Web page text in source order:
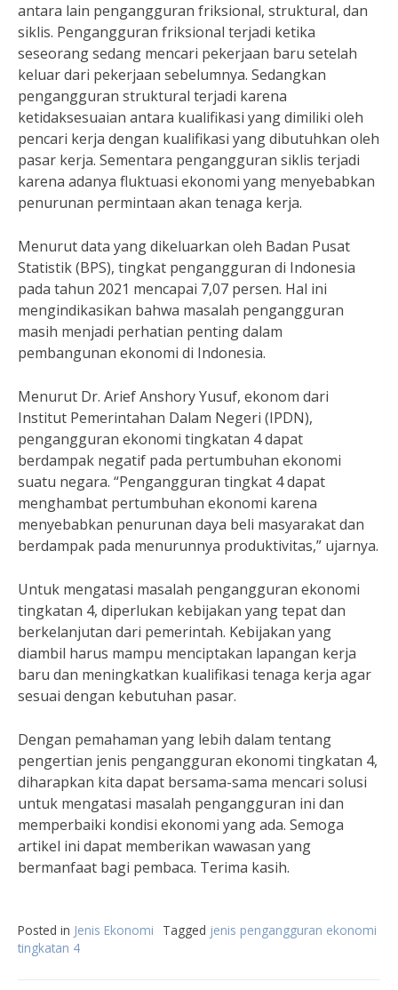
antara lain pengangguran friksional, struktural, dan
siklis. Pengangguran friksional terjadi ketika
seseorang sedang mencari pekerjaan baru setelah
keluar dari pekerjaan sebelumnya. Sedangkan
pengangguran struktural terjadi karena
ketidaksesuaian antara kualifikasi yang dimiliki oleh
pencari kerja dengan kualifikasi yang dibutuhkan oleh
pasar kerja. Sementara pengangguran siklis terjadi
karena adanya fluktuasi ekonomi yang menyebabkan
penurunan permintaan akan tenaga kerja.
Menurut data yang dikeluarkan oleh Badan Pusat
Statistik (BPS), tingkat pengangguran di Indonesia
pada tahun 2021 mencapai 7,07 persen. Hal ini
mengindikasikan bahwa masalah pengangguran
masih menjadi perhatian penting dalam
pembangunan ekonomi di Indonesia.
Menurut Dr. Arief Anshory Yusuf, ekonom dari
Institut Pemerintahan Dalam Negeri (IPDN),
pengangguran ekonomi tingkatan 4 dapat
berdampak negatif pada pertumbuhan ekonomi
suatu negara. “Pengangguran tingkat 4 dapat
menghambat pertumbuhan ekonomi karena
menyebabkan penurunan daya beli masyarakat dan
berdampak pada menurunnya produktivitas,” ujarnya.
Untuk mengatasi masalah pengangguran ekonomi
tingkatan 4, diperlukan kebijakan yang tepat dan
berkelanjutan dari pemerintah. Kebijakan yang
diambil harus mampu menciptakan lapangan kerja
baru dan meningkatkan kualifikasi tenaga kerja agar
sesuai dengan kebutuhan pasar.
Dengan pemahaman yang lebih dalam tentang
pengertian jenis pengangguran ekonomi tingkatan 4,
diharapkan kita dapat bersama-sama mencari solusi
untuk mengatasi masalah pengangguran ini dan
memperbaiki kondisi ekonomi yang ada. Semoga
artikel ini dapat memberikan wawasan yang
bermanfaat bagi pembaca. Terima kasih.
Posted in Jenis Ekonomi Tagged jenis pengangguran ekonomi
tingkatan 4